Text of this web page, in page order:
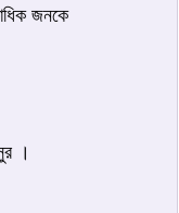
জনকে
।